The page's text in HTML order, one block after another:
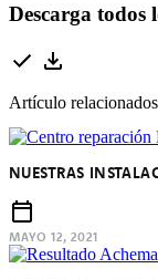
Descarga todos
Artículo
NUESTRAS
MAYO 12, 2021